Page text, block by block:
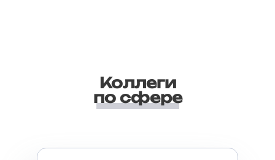
Коллеги
по сфере